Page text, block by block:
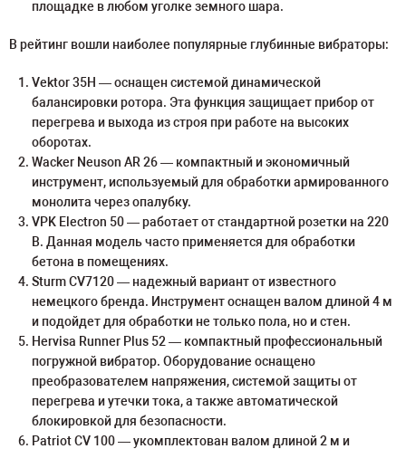
площадке в любом уголке земного шара.
В рейтинг вошли наиболее популярные глубинные вибраторы:
Vektor 35H — оснащен системой динамической
балансировки ротора. Эта функция защищает прибор от
перегрева и выхода из строя при работе на высоких
оборотах.
Wacker Neuson AR 26 — компактный и экономичный
инструмент, используемый для обработки армированного
монолита через опалубку.
VPK Electron 50 — работает от стандартной розетки на 220
В. Данная модель часто применяется для обработки
бетона в помещениях.
Sturm CV7120 — надежный вариант от известного
немецкого бренда. Инструмент оснащен валом длиной 4 м
и подойдет для обработки не только пола, но и стен.
Hervisa Runner Plus 52 — компактный профессиональный
погружной вибратор. Оборудование оснащено
преобразователем напряжения, системой защиты от
перегрева и утечки тока, а также автоматической
блокировкой для безопасности.
Patriot CV 100 — укомплектован валом длиной 2 м и